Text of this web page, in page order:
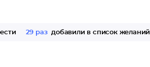
29 раз добавили в список желаний